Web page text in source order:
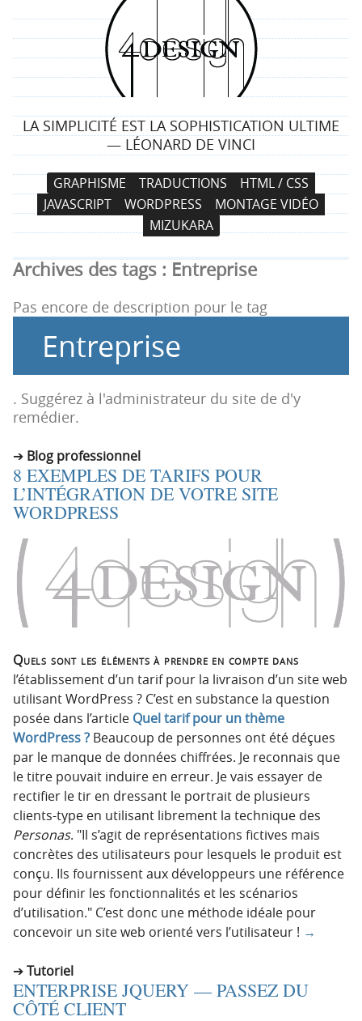
4
d
e
s
i
g
LA SIMPLICITÉ EST LA SOPHISTICATION ULTIME
— LÉONARD DE VINCI
g
a
t
i
p
i
c
i
p
a
e
r
a
u
c
t
n
GRAPHISME TRADUCTIONS
HTML / CSS
JAVASCRIPT
WORDPRESS
MONTAGE VIDÉO
MIZUKARA
Archives des tags : Entreprise
Pas encore de description pour le tag
Entreprise
. Suggérez à l'administrateur du site de d'y
remédier.
Blog professionnel
8 EXEMPLES DE TARIFS POUR
L’INTÉGRATION DE VOTRE SITE
WORDPRESS
Quels sont les éléments à prendre en compte dans
l’établissement d’un tarif pour la livraison d’un site web
utilisant WordPress ? C’est en substance la question
posée dans l’article Quel tarif pour un thème
WordPress ? Beaucoup de personnes ont été déçues
par le manque de données chiffrées. Je reconnais que
le titre pouvait induire en erreur. Je vais essayer de
rectifier le tir en dressant le portrait de plusieurs
clients-type en utilisant librement la technique des
Personas. Il s’agit de représentations fictives mais
concrètes des utilisateurs pour lesquels le produit est
conçu. Ils fournissent aux développeurs une référence
pour définir les fonctionnalités et les scénarios
d’utilisation. C’est donc une méthode idéale pour
concevoir un site web orienté vers l’utilisateur ! →
Tutoriel
ENTERPRISE JQUERY — PASSEZ DU
CÔTÉ CLIENT